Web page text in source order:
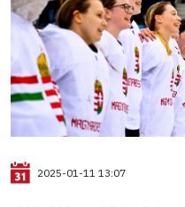
2025-01-11 13:07